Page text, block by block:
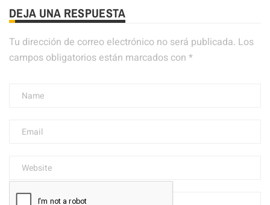
DEJA UNA RESPUESTA
Tu dirección de correo electrónico no será publicada. Los
campos obligatorios están marcados con *